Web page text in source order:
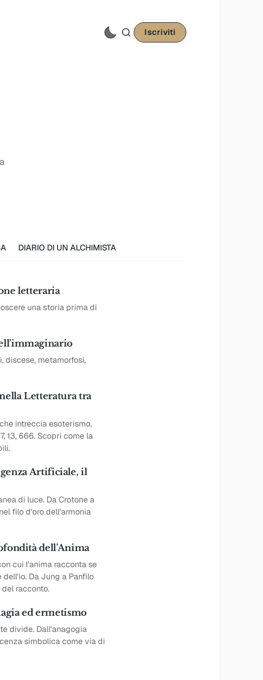
Iscriviti
DIARIO DI UN ALCHIMISTA
letteraria
una storia prima di
discese, metamorfosi,
Letteratura tra
intreccia esoterismo,
13, 666. Scopri come la
Artificiale, il
di luce. Da Crotone a
filo d'oro dell'armonia
dell’Anima
cui l'anima racconta se
Da Jung a Panfilo
racconto.
ed ermetismo
divide. Dall'anagogia
simbolica come via di